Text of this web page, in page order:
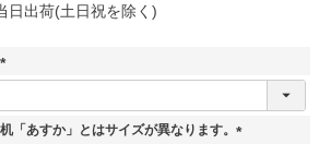
出荷(土日祝を除く)
(
須「あすか」とはサイズが異なります。